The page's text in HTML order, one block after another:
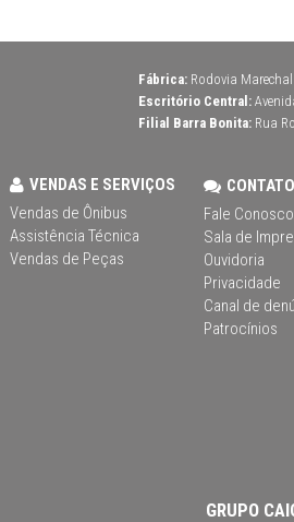
Fábrica: Rodovia
Escritório Central:
Filial Barra Bonita: Rua
VENDAS E SERVIÇOS
Vendas de Ônibus
Assistência Técnica
Vendas de Peças
CONTATO
Fale Conosco
Sala de
Ouvidoria
Privacidade
Canal de
Patrocínios
GRUPO